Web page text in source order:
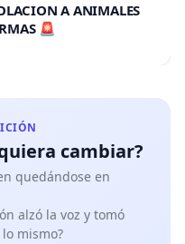
A ANIMALES
🚨
cambiar?
quedándose en
alzó la voz y tomó
mismo?